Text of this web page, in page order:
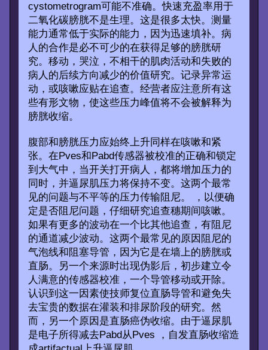
cystometrogram可能不准确。快速充盈率用于
二氧化碳膀胱不是生理。这是很多太快。测量
能力通常低于实际的能力，因为迅速填补。病
人的合作是必不可少的在获得足够的膀胱研
究。移动，哭泣，不相干的肌肉活动和失败的
病人的后续方向减少的价值研究。记录异常运
动，或咳嗽应贴在追查。经营者应注意所有这
些有形文物，使这些压力峰值将不会被解释为
膀胱收缩。
腹部和膀胱压力应始终上升同样在咳嗽和紧
张。在Pves和Pabd传感器被校准的正确和锁定
到大气中，当开关打开病人，都将增加压力的
同时，并逼尿肌压力将保持不变。这两个最常
见的问题与不平等的压力传输阻尼。 ，以便确
定是否阻尼问题，仔细研究追查穗期间咳嗽。
如果有更多的波动在一个比其他追查，有阻尼
的通道减少波动。这两个最常见的原因阻尼的
气泡线和阻塞导管，因为它是在墙上的膀胱或
直肠。另一个来源时出现伪影后，初步建立令
人满意的传感器校准，一个导管移动或开除。
认识到这一因素使技师复位直肠导管和避免失
去宝贵的数据在灌装和排尿阶段的研究。然
而，另一个原因是直肠癌伪收缩。由于逼尿肌
是电子所得减去Pabd从Pves ，自发直肠收缩造